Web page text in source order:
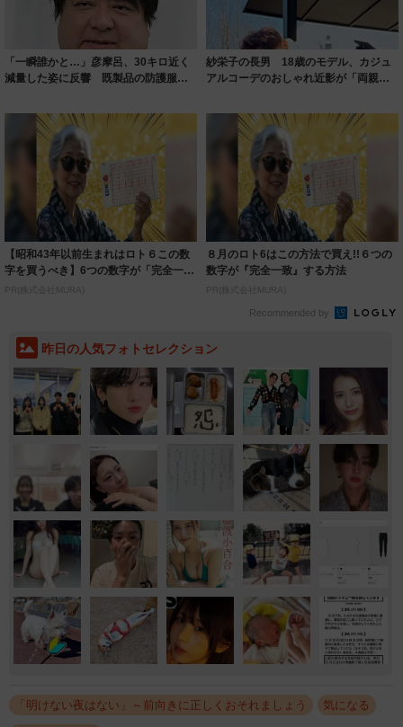
「一瞬誰かと…」彦摩呂、30キロ近く
減量した姿に反響 既製品の防護服が
紗栄子の長男 18歳のモデル、カジュ
アルコーデのおしゃれ近影が「両親の
【昭和43年以前生まれはロト６この数
字を買うべき】6つの数字が「完全一
致」する方...
PR(株式会社MURA)
８月のロト6はこの方法で買え!!６つの
数字が『完全一致』する方法
PR(株式会社MURA)
Recommended by
昨日の人気フォトセレクション
「明けない夜はない」～前向きに正しくおそれましょう 気になる